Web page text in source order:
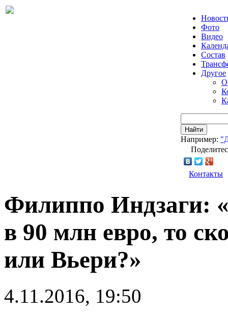
Фото
Видео
Состав
Другое
О
Найти
Например:
Контакты
Филиппо Индзаги:
в 90 млн евро, то
или Вьери?»
4.11.2016, 19:50